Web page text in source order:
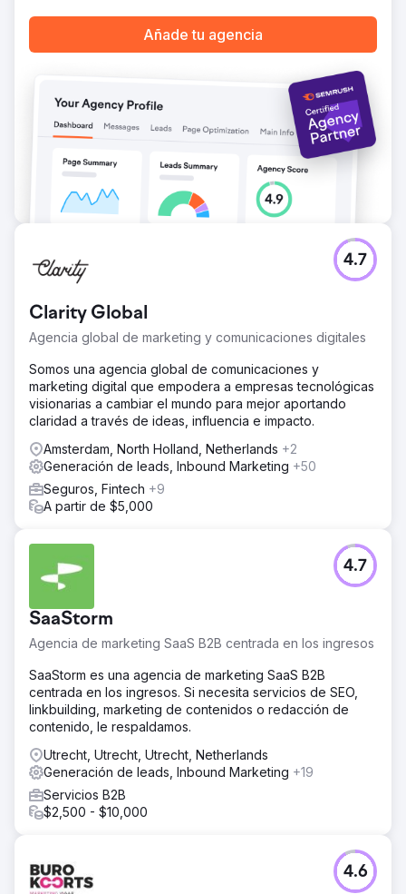
Ir a la página de la agencia
Añade tu agencia
Clarity Global
Agencia global de marketing y comunicaciones digitales
4.7
Somos una agencia global de comunicaciones y
marketing digital que empodera a empresas tecnológicas
visionarias a cambiar el mundo para mejor aportando
claridad a través de ideas, influencia e impacto.
Amsterdam, North Holland, Netherlands +2
Generación de leads, Inbound Marketing +50
Seguros, Fintech +9
A partir de $5,000
SaaStorm
Agencia de marketing SaaS B2B centrada en los ingresos
4.7
SaaStorm es una agencia de marketing SaaS B2B
centrada en los ingresos. Si necesita servicios de SEO,
linkbuilding, marketing de contenidos o redacción de
contenido, le respaldamos.
Utrecht, Utrecht, Utrecht, Netherlands
Generación de leads, Inbound Marketing +19
Servicios B2B
$2,500 - $10,000
4.6